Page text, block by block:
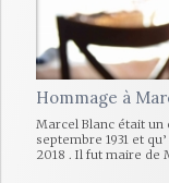
Hommage à
Marcel Blanc était un
septembre 1931 et
2018 . Il fut maire de